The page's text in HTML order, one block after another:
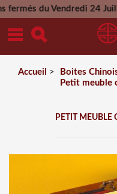
du Vendredi 24 Juillet
Accueil > Boites
Petit meuble
PETIT MEUBLE